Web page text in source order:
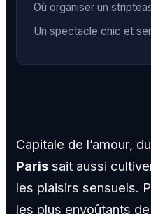
Où organiser un
Un spectacle chic et
Capitale de l’amour,
Paris sait aussi
les plaisirs sensuels.
les plus envoûtants